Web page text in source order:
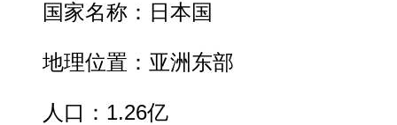
国家名称：日本国
地理位置：亚洲东部
人口：1.26亿